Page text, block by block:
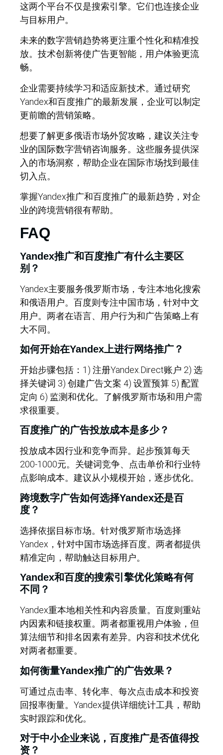
这两个平台不仅是搜索引擎。它们也连接企业
与目标用户。
未来的数字营销趋势将更注重个性化和精准投
放。技术创新将使广告更智能，用户体验更流
畅。
企业需要持续学习和适应新技术。通过研究
Yandex和百度推广的最新发展，企业可以制定
更前瞻的营销策略。
想要了解更多俄语市场外贸攻略，建议关注专
业的国际数字营销咨询服务。这些服务提供深
入的市场洞察，帮助企业在国际市场找到最佳
切入点。
掌握Yandex推广和百度推广的最新趋势，对企
业的跨境营销很有帮助。
FAQ
Yandex推广和百度推广有什么主要区
别？
Yandex主要服务俄罗斯市场，专注本地化搜索
和俄语用户。百度则专注中国市场，针对中文
用户。两者在语言、用户行为和广告策略上有
大不同。
如何开始在Yandex上进行网络推广？
开始步骤包括：1) 注册Yandex.Direct账户 2) 选
择关键词 3) 创建广告文案 4) 设置预算 5) 配置
定向 6) 监测和优化。了解俄罗斯市场和用户需
求很重要。
百度推广的广告投放成本是多少？
投放成本因行业和竞争而异。起步预算每天
200-1000元。关键词竞争、点击单价和行业特
点影响成本。建议从小规模开始，逐步优化。
跨境数字广告如何选择Yandex还是百
度？
选择依据目标市场。针对俄罗斯市场选择
Yandex，针对中国市场选择百度。两者都提供
精准定向，帮助触达目标用户。
Yandex和百度的搜索引擎优化策略有何
不同？
Yandex重本地相关性和内容质量。百度则重站
内因素和链接权重。两者都重视用户体验，但
算法细节和排名因素有差异。内容和技术优化
对两者都重要。
如何衡量Yandex推广的广告效果？
可通过点击率、转化率、每次点击成本和投资
回报率衡量。Yandex提供详细统计工具，帮助
实时跟踪和优化。
对于中小企业来说，百度推广是否值得投
资？